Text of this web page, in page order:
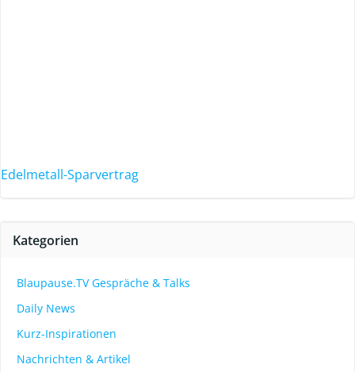
Edelmetall-Sparvertrag
Kategorien
Blaupause.TV Gespräche & Talks
Daily News
Kurz-Inspirationen
Nachrichten & Artikel